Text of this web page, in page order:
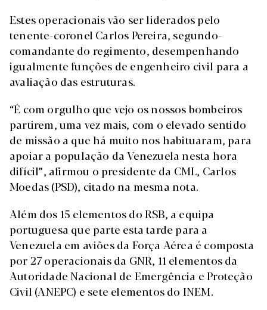
Estes operacionais vão ser liderados pelo
tenente-coronel Carlos Pereira, segundo-
comandante do regimento, desempenhando
igualmente funções de engenheiro civil para a
avaliação das estruturas.
“É com orgulho que vejo os nossos bombeiros
partirem, uma vez mais, com o elevado sentido
de missão a que há muito nos habituaram, para
apoiar a população da Venezuela nesta hora
difícil”, afirmou o presidente da CML, Carlos
Moedas (PSD), citado na mesma nota.
Além dos 15 elementos do RSB, a equipa
portuguesa que parte esta tarde para a
Venezuela em aviões da Força Aérea é composta
por 27 operacionais da GNR, 11 elementos da
Autoridade Nacional de Emergência e Proteção
Civil (ANEPC) e sete elementos do INEM.